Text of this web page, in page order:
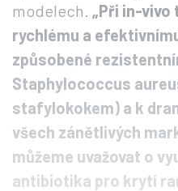
modelech. „Při in-vivo
rychlému a
způsobené
Staphylococcus
stafylokokem) a k
všech zánětlivých
můžeme uvažovat o
antibiotika pro krytí